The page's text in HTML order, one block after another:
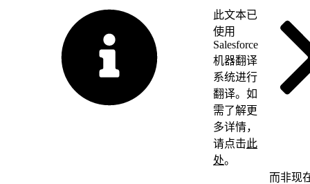
此文本已
使用
Salesforce
机器翻译
系统进行
翻译。如
需了解更
多详情，
请点击此
处。
而非现